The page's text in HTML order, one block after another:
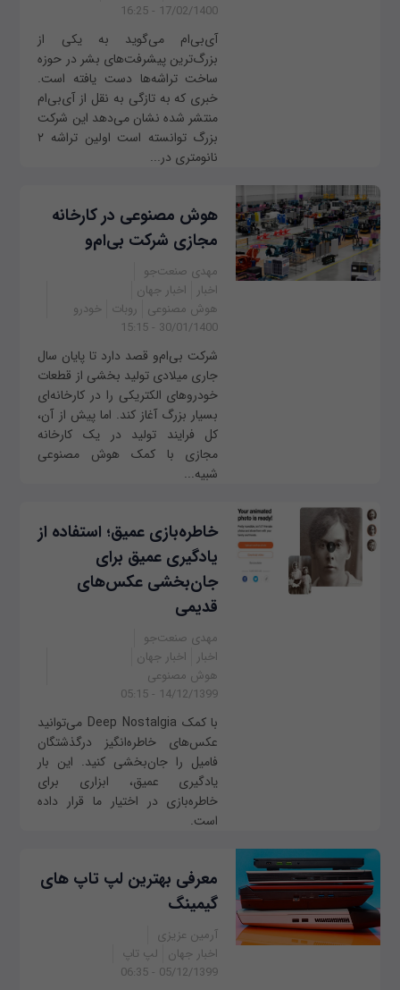
17/02/1400 - 16:25
آی‌بی‌ام می‌گوید به یکی از
بزرگ‌ترین پیشرفت‌های بشر در حوزه
ساخت تراشه‌ها دست یافته است.
خبری که به تازگی به نقل از آی‌بی‌ام
منتشر شده نشان می‌دهد این شرکت
بزرگ توانسته است اولین تراشه ۲
نانومتری در...
هوش مصنوعی در کارخانه‌
مجازی شرکت بی‌ام‌و
مهدی صنعت‌جو
اخبار
اخبار جهان
هوش مصنوعی
روبات
خودرو
30/01/1400 - 15:15
شرکت بی‌ام‌و قصد دارد تا پایان سال
جاری میلادی تولید بخشی از قطعات
خودروهای الکتریکی را در کارخانه‌ای
بسیار بزرگ آغاز کند. اما پیش از آن،
کل فرایند تولید در یک کارخانه
مجازی با کمک هوش مصنوعی
شبیه‌...
خاطره‌بازی عمیق؛ استفاده از
یادگیری عمیق برای
جان‌بخشی عکس‌های
قدیمی
مهدی صنعت‌جو
اخبار
اخبار جهان
هوش مصنوعی
14/12/1399 - 05:15
با کمک Deep Nostalgia می‌توانید
عکس‌های خاطره‌انگیز درگذشتگان
فامیل را جان‌بخشی کنید. این بار
یادگیری عمیق، ابزاری برای
خاطره‌بازی در اختیار ما قرار داده
است.
معرفی بهترین لپ تاپ های
گیمینگ
آرمین عزیزی
اخبار جهان
لپ تاپ
05/12/1399 - 06:35